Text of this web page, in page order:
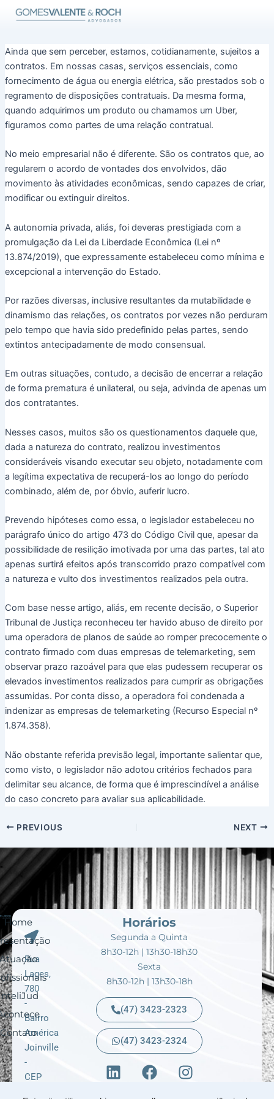
para
conteúdo
Ainda que sem perceber, estamos, cotidianamente, sujeitos a
contratos. Em nossas casas, serviços essenciais, como
fornecimento de água ou energia elétrica, são prestados sob o
regramento de disposições contratuais. Da mesma forma,
quando adquirimos um produto ou chamamos um Uber,
figuramos como partes de uma relação contratual.
No meio empresarial não é diferente. São os contratos que, ao
regularem o acordo de vontades dos envolvidos, dão
movimento às atividades econômicas, sendo capazes de criar,
modificar ou extinguir direitos.
A autonomia privada, aliás, foi deveras prestigiada com a
promulgação da Lei da Liberdade Econômica (Lei nº
13.874/2019), que expressamente estabeleceu como mínima e
excepcional a intervenção do Estado.
Por razões diversas, inclusive resultantes da mutabilidade e
dinamismo das relações, os contratos por vezes não perduram
pelo tempo que havia sido predefinido pelas partes, sendo
extintos antecipadamente de modo consensual.
Em outras situações, contudo, a decisão de encerrar a relação
de forma prematura é unilateral, ou seja, advinda de apenas um
dos contratantes.
Nesses casos, muitos são os questionamentos daquele que,
dada a natureza do contrato, realizou investimentos
consideráveis visando executar seu objeto, notadamente com
a legítima expectativa de recuperá-los ao longo do período
combinado, além de, por óbvio, auferir lucro.
Prevendo hipóteses como essa, o legislador estabeleceu no
parágrafo único do artigo 473 do Código Civil que, apesar da
possibilidade de resilição imotivada por uma das partes, tal ato
apenas surtirá efeitos após transcorrido prazo compatível com
a natureza e vulto dos investimentos realizados pela outra.
Com base nesse artigo, aliás, em recente decisão, o Superior
Tribunal de Justiça reconheceu ter havido abuso de direito por
uma operadora de planos de saúde ao romper precocemente o
contrato firmado com duas empresas de telemarketing, sem
observar prazo razoável para que elas pudessem recuperar os
elevados investimentos realizados para cumprir as obrigações
assumidas. Por conta disso, a operadora foi condenada a
indenizar as empresas de telemarketing (Recurso Especial nº
1.874.358).
Não obstante referida previsão legal, importante salientar que,
como visto, o legislador não adotou critérios fechados para
delimitar seu alcance, de forma que é imprescindível a análise
do caso concreto para avaliar sua aplicabilidade.
PREVIOUS NEXT
Rua
Lages,
780
-
Bairro
América
Joinville
-
CEP
Home
Atuação
Contato
Horários
Segunda a Quinta
8h30-12h | 13h30-18h30
Sexta
8h30-12h | 13h30-18h
(47) 3423-2323
(47) 3423-2324
L
i
F
a
I
n